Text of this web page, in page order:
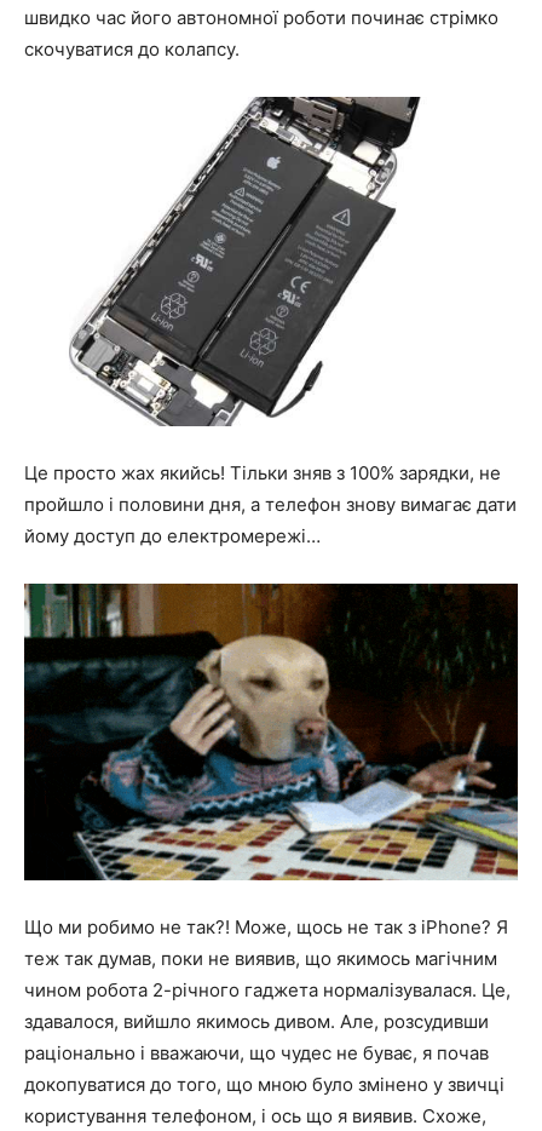
швидко час його автономної роботи починає стрімко
скочуватися до колапсу.
Це просто жах якийсь! Тільки зняв з 100% зарядки, не
пройшло і половини дня, а телефон знову вимагає дати
йому доступ до електромережі…
Що ми робимо не так?! Може, щось не так з iPhone? Я
теж так думав, поки не виявив, що якимось магічним
чином робота 2-річного гаджета нормалізувалася. Це,
здавалося, вийшло якимось дивом. Але, розсудивши
раціонально і вважаючи, що чудес не буває, я почав
докопуватися до того, що мною було змінено у звичці
користування телефоном, і ось що я виявив. Схоже,